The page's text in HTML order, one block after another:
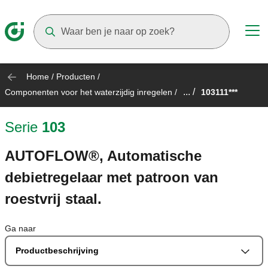
Home / Producten /
Componenten voor het waterzijdig inregelen / ... / 103111***
Serie 103
AUTOFLOW®, Automatische
debietregelaar met patroon van
roestvrij staal.
Ga naar
Productbeschrijving